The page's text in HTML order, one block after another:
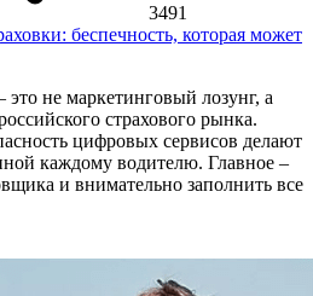
3491
беспечность, которая может
не маркетинговый лозунг, а
страхового рынка.
цифровых сервисов делают
каждому водителю. Главное –
и внимательно заполнить все